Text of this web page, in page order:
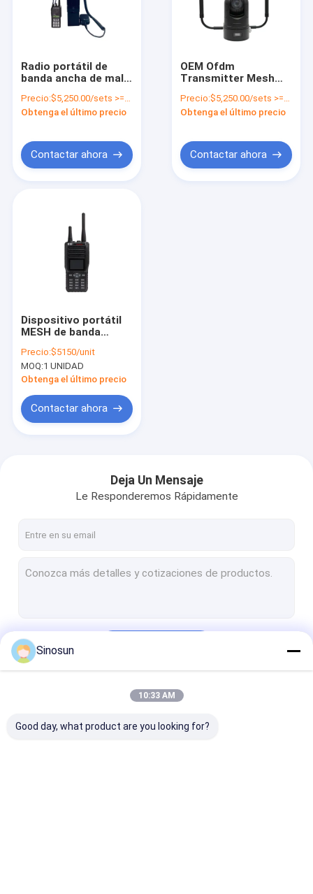
Sobre nosotros
Recorrido por la fábrica
El blog
Radio de la red de malla
Transmisión de datos inalámbrica
Radio portátil de
banda ancha de malla
intercomunicador
Precio:$5,250.00/sets >=1 sets
Obtenga el último precio
Contactar ahora
OEM Ofdm
Transmitter Mesh
comunicación de
despliegue de la
Precio:$5,250.00/sets >=1 sets
Obtenga el último precio
Contactar ahora
Dispositivo portátil
MESH de banda
serie BEAMmesh
Precio:$5150/unit
MOQ:1 UNIDAD
Obtenga el último precio
Contactar ahora
Deja Un Mensaje
Le Responderemos Rápidamente
Nuestras Categorías
Sinosun
10:33 AM
Good day, what product are you looking for?